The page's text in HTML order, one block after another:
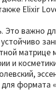
Elixir
Это важно
матрице
и